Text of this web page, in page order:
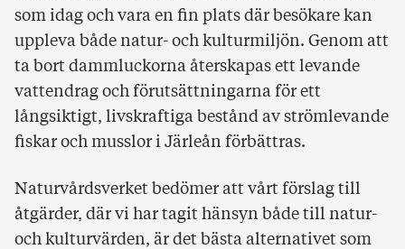
som idag och vara en fin plats där besökare kan
uppleva både natur- och kulturmiljön. Genom att
ta bort dammluckorna återskapas ett levande
vattendrag och förutsättningarna för ett
långsiktigt, livskraftiga bestånd av strömlevande
fiskar och musslor i Järleån förbättras.
Naturvårdsverket bedömer att vårt förslag till
åtgärder, där vi har tagit hänsyn både till natur-
och kulturvärden, är det bästa alternativet som